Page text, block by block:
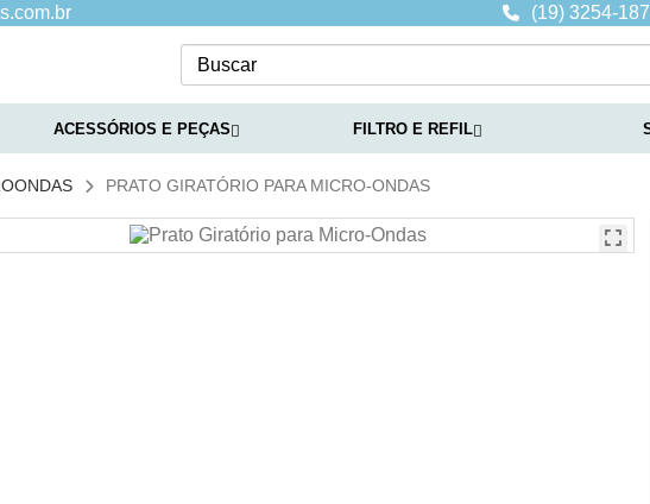
(19) 3254-
ACESSÓRIOS E PEÇAS FILTRO E REFIL
PRATO GIRATÓRIO PARA MICRO-ONDAS